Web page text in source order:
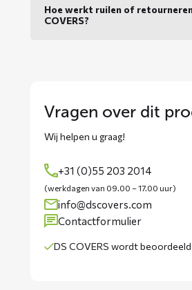
Hoe werkt ruilen of
COVERS?
Vragen over dit
Wij helpen u graag!
+31 (0)55 203 2014
(werkdagen van 09.00 – 17.00 uur)
info@dscovers.com
Contactformulier
DS COVERS wordt